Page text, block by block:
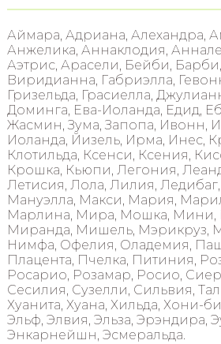
Аймара, Адриана, Алехандра,
Анжелика, Аннаклодия,
Аэтрис, Арасели, Бейби,
Виридианна, Габриэлла,
Гризельда, Грасиелла,
Доминга, Ева-Иоланда, Едид,
Жасмин, Зума, Запопа, Ивонн,
Иоланда, Йизель, Ирма, Инес,
Клотильда, Ксенси, Ксения,
Крошка, Кьюпи, Легония,
Летисия, Лола, Лилия, Ледибаг,
Мануэлла, Макси, Мария,
Марлина, Мира, Мошка, Мини,
Миранда, Мишель, Мэрикруз,
Нимфа, Офелия, Оладемия,
Плацента, Пчелка, Питиния,
Росарио, Розамар, Росио,
Сесилия, Сузелли, Сильвия,
Хуанита, Хуана, Хильда, Хони-
Эльф, Элвия, Эльза, Эрэндира,
Энкарнейшн, Эсмеральда.